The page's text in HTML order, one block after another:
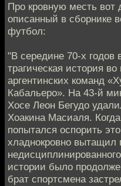
Про кровную месть
описанный в сборнике
футбол:
"В середине 70-х годов
трагическая история
аргентинских команд
Кабальеро». На 43-й
Хосе Леон Бегудо
Хоакина Масиаля.
попытался оспорить
хладнокровно вытащил
истории было
брат спортсмена